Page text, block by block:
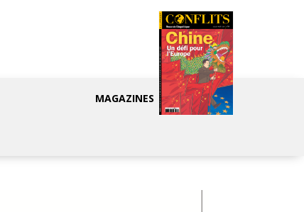
MAGAZINES